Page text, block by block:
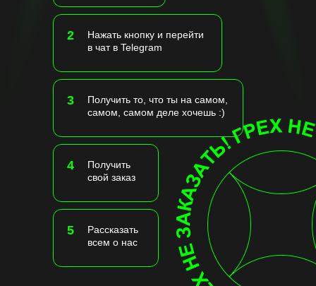
2
Нажать кнопку и перейти
в чат в Telegram
3
Получить то, что ты на самом,
самом, самом деле хочешь :)
4
Получить
свой заказ
5
Рассказать
всем о нас